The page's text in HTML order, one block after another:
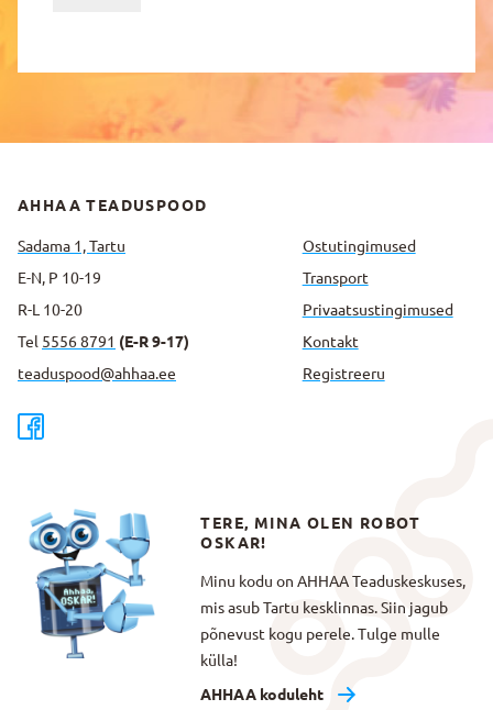
AHHAA TEADUSPOOD
Sadama 1, Tartu
E-N, P 10-19
R-L 10-20
Tel 5556 8791 (E-R 9-17)
teaduspood@ahhaa.ee
Ostutingimused
Transport
Privaatsus­tingimused
Kontakt
Registreeru
TERE, MINA OLEN ROBOT
OSKAR!
Minu kodu on AHHAA Teaduskeskuses,
mis asub Tartu kesklinnas. Siin jagub
põnevust kogu perele. Tulge mulle
külla!
AHHAA koduleht